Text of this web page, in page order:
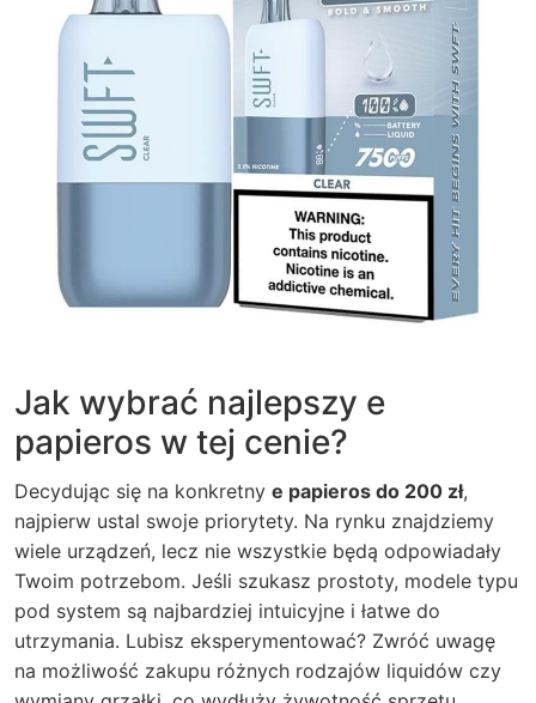
Jak wybrać najlepszy e
papieros w tej cenie?
Decydując się na konkretny e papieros do 200 zł,
najpierw ustal swoje priorytety. Na rynku znajdziemy
wiele urządzeń, lecz nie wszystkie będą odpowiadały
Twoim potrzebom. Jeśli szukasz prostoty, modele typu
pod system są najbardziej intuicyjne i łatwe do
utrzymania. Lubisz eksperymentować? Zwróć uwagę
na możliwość zakupu różnych rodzajów liquidów czy